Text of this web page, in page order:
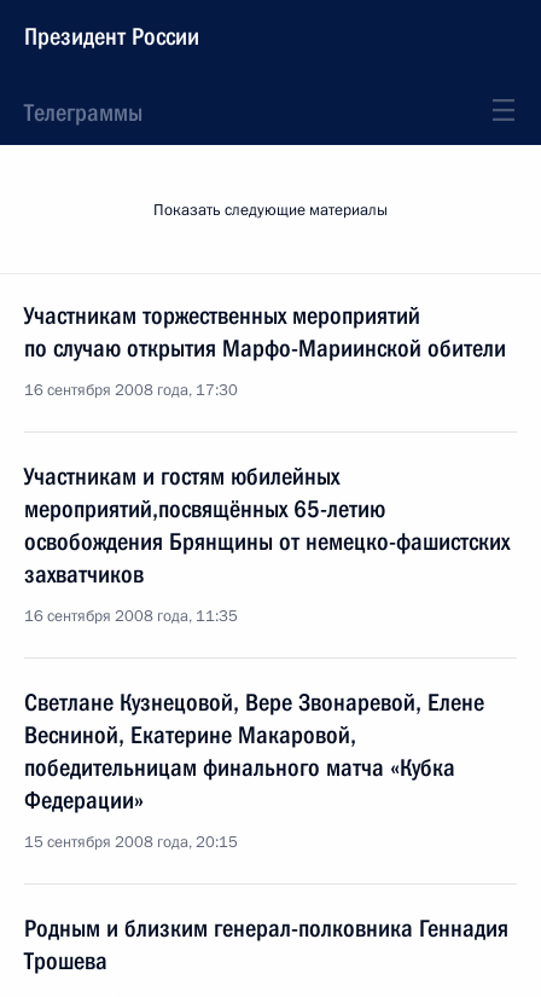
Президент России
Телеграммы
Показать следующие материалы
Участникам торжественных мероприятий
по случаю открытия Марфо-Мариинской обители
16 сентября 2008 года, 17:30
Участникам и гостям юбилейных
мероприятий,посвящённых 65-летию
освобождения Брянщины от немецко-фашистских
захватчиков
16 сентября 2008 года, 11:35
Светлане Кузнецовой, Вере Звонаревой, Елене
Весниной, Екатерине Макаровой,
победительницам финального матча «Кубка
Федерации»
15 сентября 2008 года, 20:15
Родным и близким генерал-полковника Геннадия
Трошева